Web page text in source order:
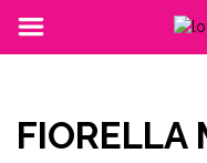
FIORELLA